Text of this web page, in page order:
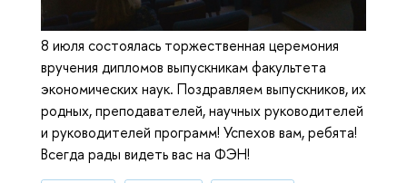
8 июля состоялась торжественная церемония
вручения дипломов выпускникам факультета
экономических наук. Поздравляем выпускников, их
родных, преподавателей, научных руководителей
и руководителей программ! Успехов вам, ребята!
Всегда рады видеть вас на ФЭН!